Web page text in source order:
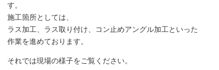
す。
施工箇所としては、
ラス加工、ラス取り付け、コン止めアングル加工といった
作業を進めております。
それでは現場の様子をご覧ください。